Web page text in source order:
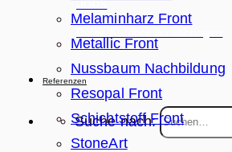
Jobs
Referenzen
Suche nach:
Melaminharz Front
Metallic Front
Nussbaum Nachbildung
Resopal Front
Schichtstoff Front
StoneArt